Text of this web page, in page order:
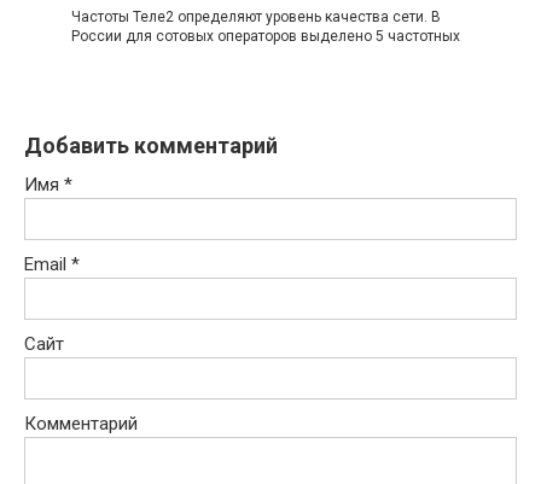
Частоты Теле2 определяют уровень качества сети. В
России для сотовых операторов выделено 5 частотных
Добавить комментарий
Имя *
Email *
Сайт
Комментарий